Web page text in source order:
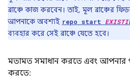
ব্রাঞ্চে কাজ করবেন। তাই, মূল ব্রাঞ্চের
আপনাকে অবশ্যই repo start
ব্যবহার করে সেই ব্রাঞ্চে যেতে হবে।
মতামত সমাধান করতে এবং আপনার
করতে: